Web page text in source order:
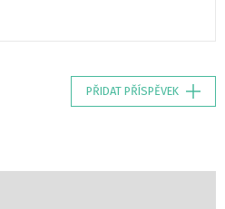
PŘIDAT PŘÍSPĚVEK